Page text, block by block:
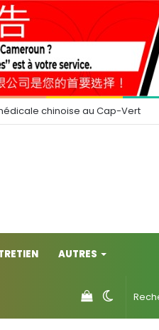
chinoise au Cap-Vert
AUTRES
Switch
Voir